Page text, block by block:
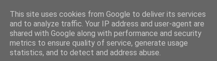
This site uses cookies from Google to deliver its services
and to analyze traffic. Your IP address and user-agent are
shared with Google along with performance and security
metrics to ensure quality of service, generate usage
statistics, and to detect and address abuse.